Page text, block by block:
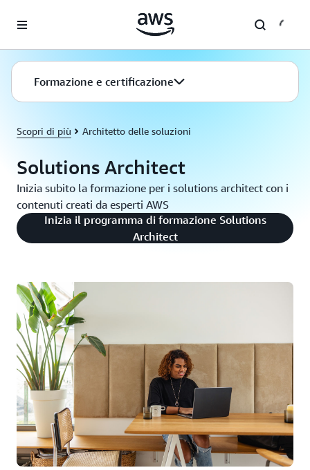
Formazione e certificazione
Scopri di più Architetto delle soluzioni
Solutions Architect
Inizia subito la formazione per i solutions architect con i
contenuti creati da esperti AWS
Inizia il programma di formazione Solutions
Architect